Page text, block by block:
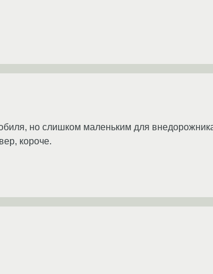
но слишком маленьким для
короче.